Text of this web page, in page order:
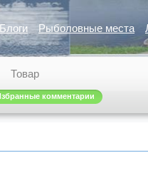
Блоги Рыболовные места
комментарии
Товар